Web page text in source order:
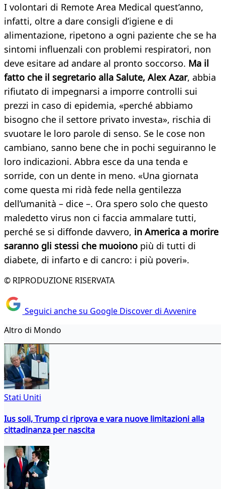
I volontari di Remote Area Medical quest’anno,
infatti, oltre a dare consigli d’igiene e di
alimentazione, ripetono a ogni paziente che se ha
sintomi influenzali con problemi respiratori, non
deve esitare ad andare al pronto soccorso. Ma il
fatto che il segretario alla Salute, Alex Azar, abbia
rifiutato di impegnarsi a imporre controlli sui
prezzi in caso di epidemia, «perché abbiamo
bisogno che il settore privato investa», rischia di
svuotare le loro parole di senso. Se le cose non
cambiano, sanno bene che in pochi seguiranno le
loro indicazioni. Abbra esce da una tenda e
sorride, con un dente in meno. «Una giornata
come questa mi ridà fede nella gentilezza
dell’umanità – dice –. Ora spero solo che questo
maledetto virus non ci faccia ammalare tutti,
perché se si diffonde davvero, in America a morire
saranno gli stessi che muoiono più di tutti di
diabete, di infarto e di cancro: i più poveri».
© RIPRODUZIONE RISERVATA
Seguici anche su Google Discover di Avvenire
Altro di Mondo
Stati Uniti
Ius soli, Trump ci riprova e vara nuove limitazioni alla
cittadinanza per nascita